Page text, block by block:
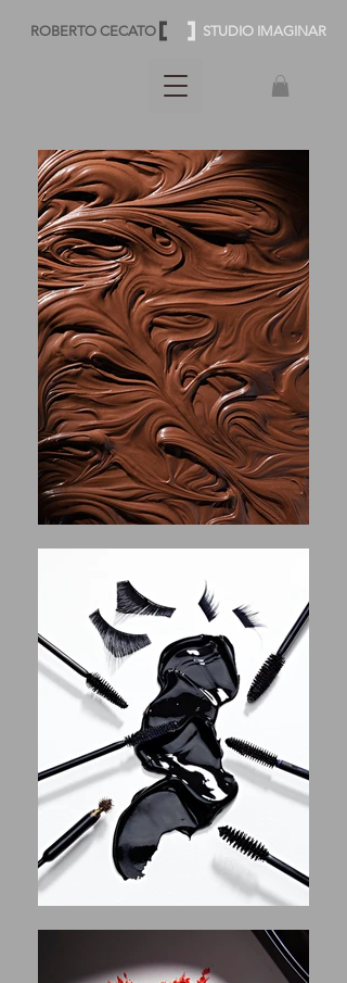
ROBERTO CECATO STUDIO IMAGINAR